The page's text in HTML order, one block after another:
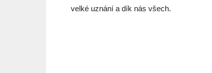
velké uznání a dík nás všech.